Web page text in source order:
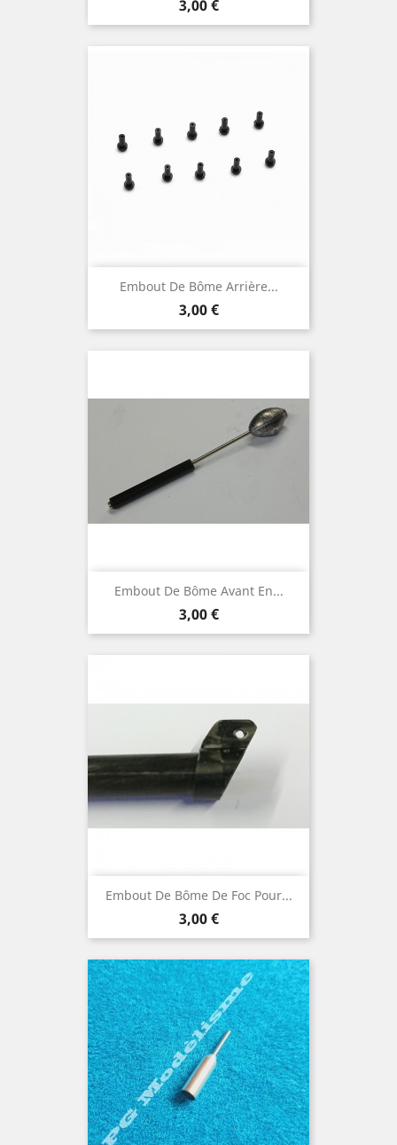
Prix
3,00 €
Embout De Bôme Arrière...
Prix
3,00 €
Embout De Bôme Avant En...
Prix
3,00 €
Embout De Bôme De Foc Pour...
Prix
3,00 €